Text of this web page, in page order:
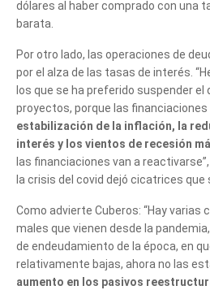
dólares al haber comprado con una
barata.
Por otro lado, las operaciones de
por el alza de las tasas de interés.
los que se ha preferido suspender el
proyectos, porque las financiaciones
estabilización de la inflación, la
interés y los vientos de recesión
las financiaciones van a
la crisis del covid dejó cicatrices que
Como advierte Cuberos: “Hay varias
males que vienen desde la
de endeudamiento de la época, en
relativamente bajas, ahora no las
aumento en los pasivos